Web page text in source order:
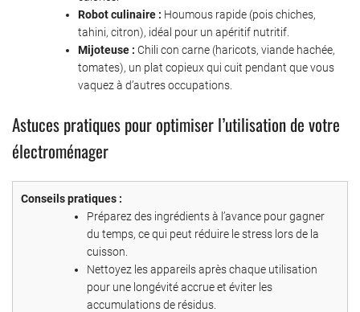
Robot culinaire : Houmous rapide (pois chiches,
tahini, citron), idéal pour un apéritif nutritif.
Mijoteuse : Chili con carne (haricots, viande hachée,
tomates), un plat copieux qui cuit pendant que vous
vaquez à d’autres occupations.
Astuces pratiques pour optimiser l’utilisation de votre
électroménager
Conseils pratiques :
Préparez des ingrédients à l’avance pour gagner
du temps, ce qui peut réduire le stress lors de la
cuisson.
Nettoyez les appareils après chaque utilisation
pour une longévité accrue et éviter les
accumulations de résidus.